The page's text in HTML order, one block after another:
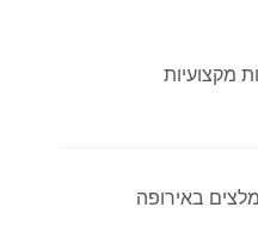
מקצועיות
באירופה